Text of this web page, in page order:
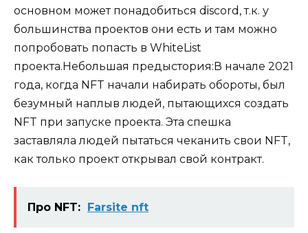
основном может понадобиться discord, т.к. у
большинства проектов они есть и там можно
попробовать попасть в WhiteList
проекта.Небольшая предыстория:В начале 2021
года, когда NFT начали набирать обороты, был
безумный наплыв людей, пытающихся создать
NFT при запуске проекта. Эта спешка
заставляла людей пытаться чеканить свои NFT,
как только проект открывал свой контракт.
Про NFT: Farsite nft